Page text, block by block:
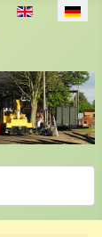
Sprache